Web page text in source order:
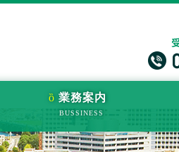
業務案内